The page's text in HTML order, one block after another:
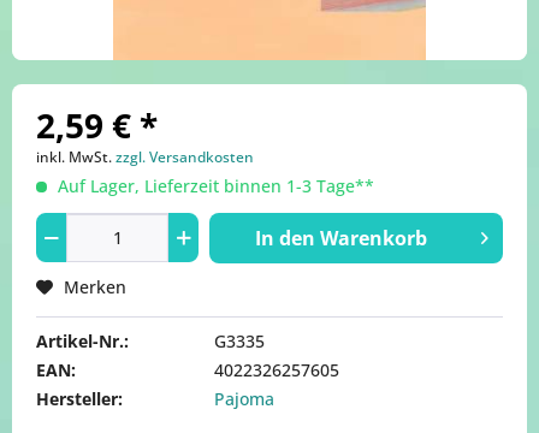
2,59 € *
inkl. MwSt.zzgl. Versandkosten
Auf Lager, Lieferzeit binnen 1-3 Tage**
In den Warenkorb
Merken
Artikel-Nr.:
G3335
EAN:
4022326257605
Hersteller:
Pajoma